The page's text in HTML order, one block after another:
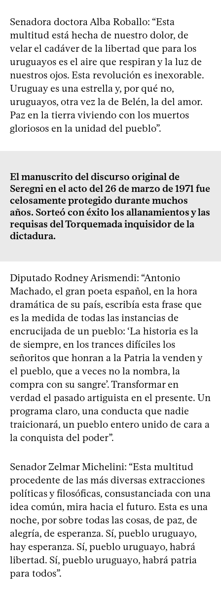
Senadora doctora Alba Roballo: “Esta
multitud está hecha de nuestro dolor, de
velar el cadáver de la libertad que para los
uruguayos es el aire que respiran y la luz de
nuestros ojos. Esta revolución es inexorable.
Uruguay es una estrella y, por qué no,
uruguayos, otra vez la de Belén, la del amor.
Paz en la tierra viviendo con los muertos
gloriosos en la unidad del pueblo”.
El manuscrito del discurso original de
Seregni en el acto del 26 de marzo de 1971 fue
celosamente protegido durante muchos
años. Sorteó con éxito los allanamientos y las
requisas del Torquemada inquisidor de la
dictadura.
Diputado Rodney Arismendi: “Antonio
Machado, el gran poeta español, en la hora
dramática de su país, escribía esta frase que
es la medida de todas las instancias de
encrucijada de un pueblo: ‘La historia es la
de siempre, en los trances difíciles los
señoritos que honran a la Patria la venden y
el pueblo, que a veces no la nombra, la
compra con su sangre’. Transformar en
verdad el pasado artiguista en el presente. Un
programa claro, una conducta que nadie
traicionará, un pueblo entero unido de cara a
la conquista del poder”.
Senador Zelmar Michelini: “Esta multitud
procedente de las más diversas extracciones
políticas y filosóficas, consustanciada con una
idea común, mira hacia el futuro. Esta es una
noche, por sobre todas las cosas, de paz, de
alegría, de esperanza. Sí, pueblo uruguayo,
hay esperanza. Sí, pueblo uruguayo, habrá
libertad. Sí, pueblo uruguayo, habrá patria
para todos”.